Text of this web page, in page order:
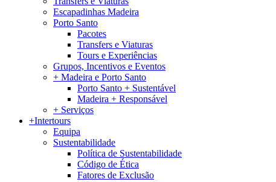
Escapadinhas Madeira
Porto Santo
Pacotes
Transfers e Viaturas
Tours e Experiências
Grupos, Incentivos e Eventos
+ Madeira e Porto Santo
Porto Santo + Sustentável
Madeira + Responsável
+ Serviços
+Intertours
Equipa
Sustentabilidade
Política de Sustentabilidade
Código de Ética
Fatores de Exclusão